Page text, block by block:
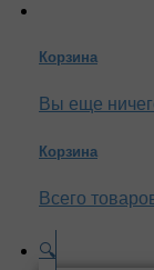
Корзина
Вы еще
Корзина
Всего
🔍